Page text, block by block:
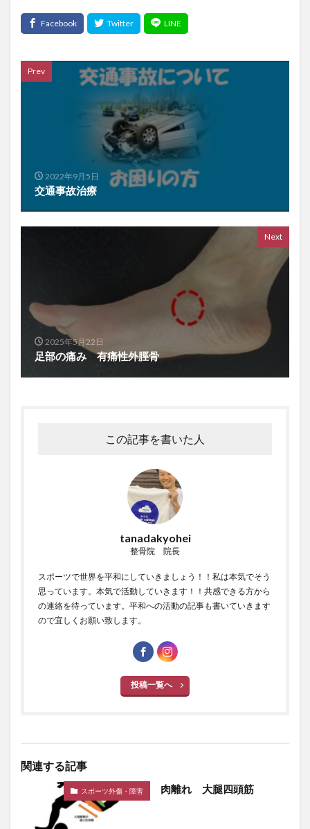
Prev
2022年9月5日
交通事故治療
Next
2025年5月22日
足部の痛み 有痛性外脛骨
この記事を書いた人
tanadakyohei
整骨院 院長
スポーツで世界を平和にしていきましょう！！私は本気でそう
思っています。本気で活動していきます！！共感できる方から
の連絡を待っています。平和への活動の記事も書いていきます
ので宜しくお願い致します。
投稿一覧へ
関連する記事
スポーツ外傷・障害 肉離れ 大腿四頭筋